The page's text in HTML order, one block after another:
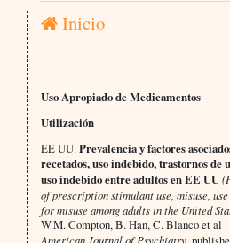
Inicio
Uso Apropiado de Medicamentos
Utilización
EE UU.Prevalencia y factores
recetados, uso indebido, trastornos de
uso indebido entre adultos en EE UU
of prescription stimulant use, misuse,
for misuse among adults in the United
W.M. Compton, B. Han, C. Blanco et al